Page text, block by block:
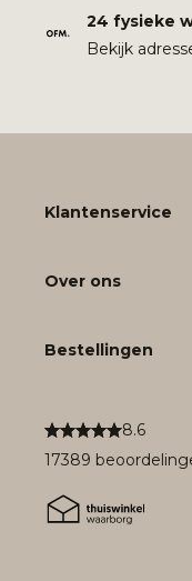
24 fysieke
Bekijk
8.6
17389
Klantenservice
Over ons
Bestellingen